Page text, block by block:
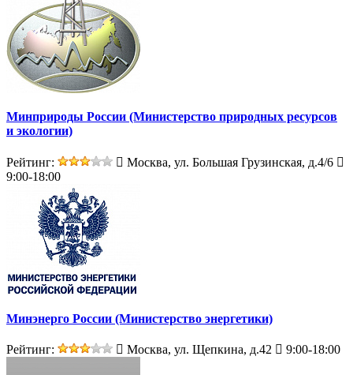
Минприроды России (Министерство природных ресурсов
и экологии)
Рейтинг:
Москва, ул. Большая Грузинская, д.4/6
9:00-18:00
Минэнерго России (Министерство энергетики)
Рейтинг: Москва, ул. Щепкина, д.42 9:00-18:00